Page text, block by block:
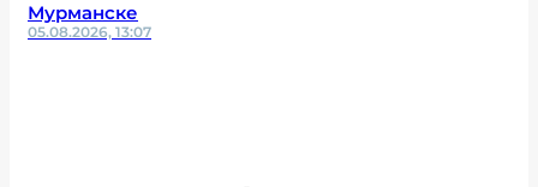
Мурманске
05.08.2026, 13:07